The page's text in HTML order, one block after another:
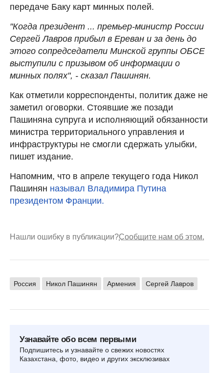
передаче Баку карт минных полей.
"Когда президент ... премьер-министр России
Сергей Лавров прибыл в Ереван и за день до
этого сопредседатели Минской группы ОБСЕ
выступили с призывом об информации о
минных полях", - сказал Пашинян.
Как отметили корреспонденты, политик даже не
заметил оговорки. Стоявшие же позади
Пашиняна супруга и исполняющий обязанности
министра территориального управления и
инфраструктуры не смогли сдержать улыбки,
пишет издание.
Напомним, что в апреле текущего года Никол
Пашинян называл Владимира Путина
президентом Франции.
Нашли ошибку в публикации?Сообщите нам об этом.
Россия Никол Пашинян Армения Сергей Лавров
Узнавайте обо всем первыми
Подпишитесь и узнавайте о свежих новостях
Казахстана, фото, видео и других эксклюзивах